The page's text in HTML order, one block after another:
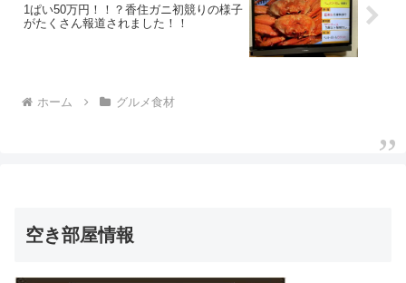
1ぱい50万円！！？香住ガニ初競りの様子
がたくさん報道されました！！
ホーム グルメ食材
空き部屋情報